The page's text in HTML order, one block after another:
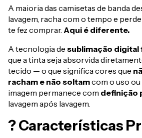
A maioria das camisetas de banda
lavagem, racha com o tempo e
te fez comprar. Aqui é diferente.
A tecnologia de sublimação digital
que a tinta seja absorvida
tecido — o que significa cores que
racham e não soltamcom o uso ou
imagem permanece com definição
lavagem após lavagem.
? Características